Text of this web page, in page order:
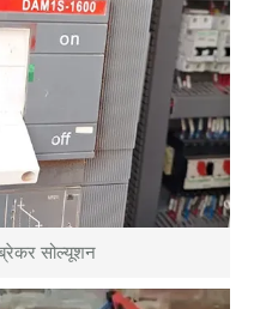
सोल्यूशन